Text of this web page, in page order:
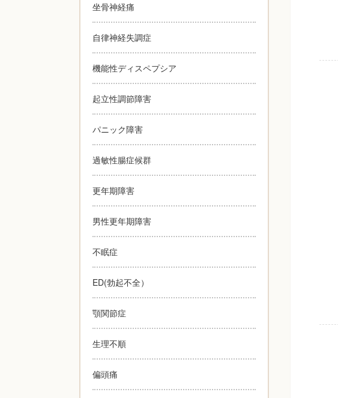
坐骨神経痛
自律神経失調症
機能性ディスペプシア
起立性調節障害
パニック障害
過敏性腸症候群
更年期障害
男性更年期障害
不眠症
ED(勃起不全）
顎関節症
生理不順
偏頭痛